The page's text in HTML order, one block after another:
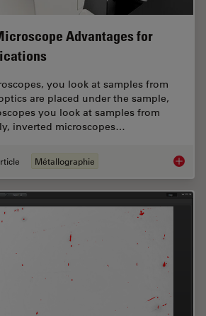
Advantages for
you look at samples from
are placed under the sample,
you look at samples from
inverted microscopes…
Métallographie Five